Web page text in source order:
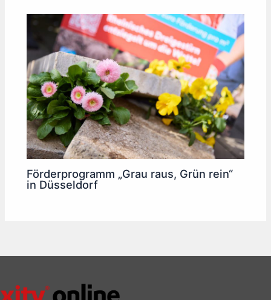
Förderprogramm „Grau raus, Grün rein“
in Düsseldorf